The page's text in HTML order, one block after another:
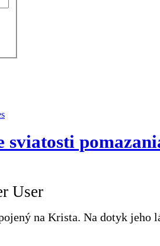
sviatosti
User
na Krista. Na dotyk jeho